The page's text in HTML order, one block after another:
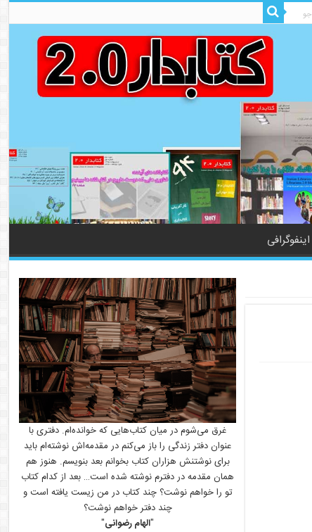
اینفوگرافی
غرق می‌شوم در میان کتاب‌هایی که خوانده‌ام. دفتری با
عنوان دفتر زندگی را باز می‌کنم در مقدمه‌اش نوشته‌ام باید
برای نوشتنش هزاران کتاب بخوانم بعد بنویسم. هنوز هم
همان مقدمه در دفترم نوشته شده است… بعد از کدام کتاب
تو را خواهم نوشت؟ چند کتاب در من زیست یافته است و
چند دفتر خواهم نوشت؟
"الهام رضوانی"